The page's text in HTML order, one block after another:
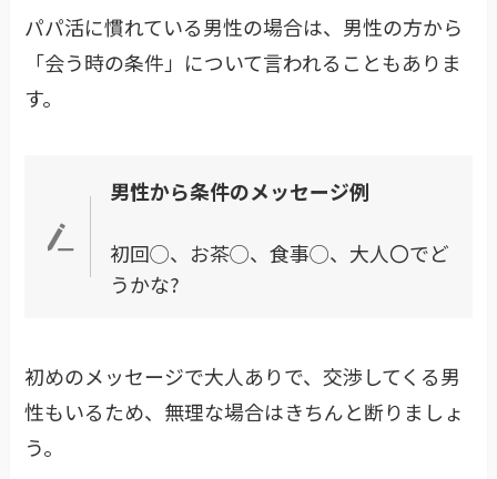
パパ活に慣れている男性の場合は、男性の方から
「会う時の条件」について言われることもありま
す。
男性から条件のメッセージ例
初回◯、お茶◯、食事◯、大人〇でど
うかな?
初めのメッセージで大人ありで、交渉してくる男
性もいるため、無理な場合はきちんと断りましょ
う。